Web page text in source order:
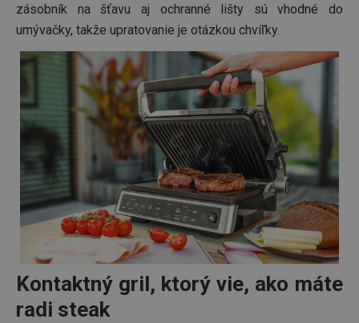
zásobník na šťavu aj ochranné lišty sú vhodné do
umývačky, takže upratovanie je otázkou chvíľky.
Kontaktný gril, ktorý vie, ako máte
radi steak